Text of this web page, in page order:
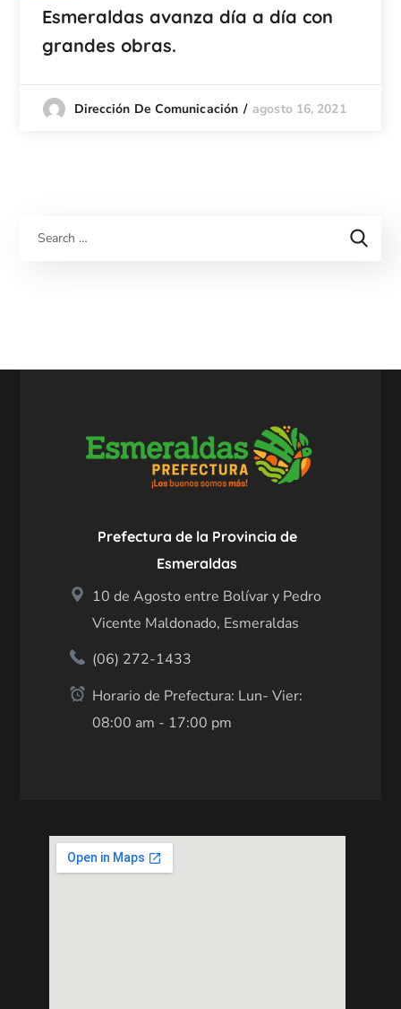
Esmeraldas avanza día a día con
grandes obras.
Dirección De Comunicación agosto 16, 2021
Prefectura de la Provincia de
Esmeraldas
10 de Agosto entre Bolívar y Pedro
Vicente Maldonado, Esmeraldas
(06) 272-1433
Horario de Prefectura: Lun- Vier:
08:00 am - 17:00 pm